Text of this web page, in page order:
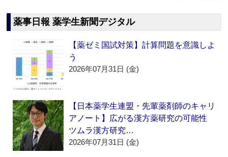
薬事日報 薬学生新聞デジタル
【薬ゼミ国試対策】計算問題を意識しよ
う
2026年07月31日 (金)
【日本薬学生連盟・先輩薬剤師のキャリ
アノート】広がる漢方薬研究の可能性
ツムラ漢方研究…
2026年07月31日 (金)